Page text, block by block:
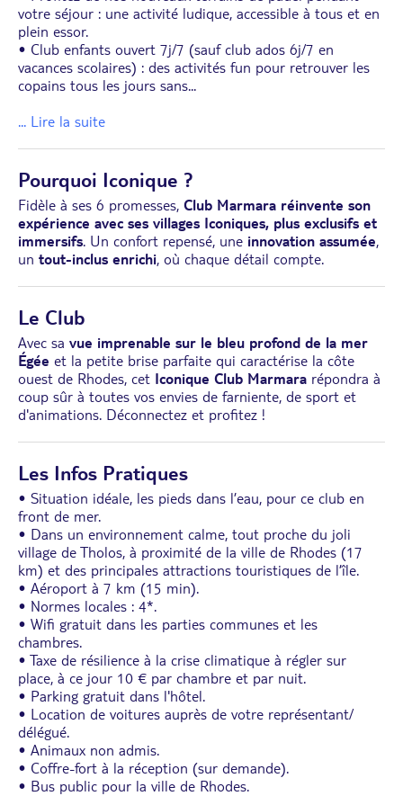
votre séjour : une activité ludique, accessible à tous et en
plein essor.
• Club enfants ouvert 7j/7 (sauf club ados 6j/7 en
vacances scolaires) : des activités fun pour retrouver les
copains tous les jours sans...
... Lire la suite
Pourquoi Iconique ?
Fidèle à ses 6 promesses, Club Marmara réinvente son
expérience avec ses villages Iconiques, plus exclusifs et
immersifs. Un confort repensé, une innovation assumée,
un tout-inclus enrichi, où chaque détail compte.
Le Club
Avec sa vue imprenable sur le bleu profond de la mer
Égée et la petite brise parfaite qui caractérise la côte
ouest de Rhodes, cet Iconique Club Marmara répondra à
coup sûr à toutes vos envies de farniente, de sport et
d'animations. Déconnectez et profitez !
Les Infos Pratiques
• Situation idéale, les pieds dans l’eau, pour ce club en
front de mer.
• Dans un environnement calme, tout proche du joli
village de Tholos, à proximité de la ville de Rhodes (17
km) et des principales attractions touristiques de l’île.
• Aéroport à 7 km (15 min).
• Normes locales : 4*.
• Wifi gratuit dans les parties communes et les
chambres.
• Taxe de résilience à la crise climatique à régler sur
place, à ce jour 10 € par chambre et par nuit.
• Parking gratuit dans l'hôtel.
• Location de voitures auprès de votre représentant/
délégué.
• Animaux non admis.
• Coffre-fort à la réception (sur demande).
• Bus public pour la ville de Rhodes.